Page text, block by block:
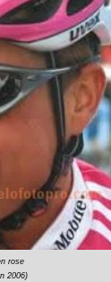
rose
2006)